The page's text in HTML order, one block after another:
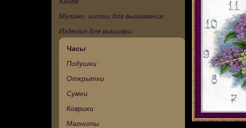
Мулине, нитки для вышивания
Изделия для вышивки
Часы
Подушки
Открытки
Сумки
Коврики
Магниты